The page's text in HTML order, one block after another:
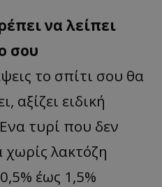
να λείπει
σου
το σπίτι σου θα
αξίζει ειδική
τυρί που δεν
χωρίς λακτόζη
έως 1,5%